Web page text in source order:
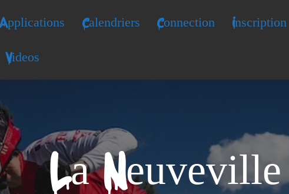
Applications Calendriers Connection Inscription
Videos
La Neuveville